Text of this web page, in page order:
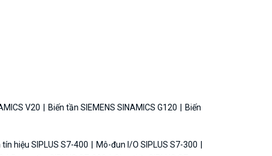
V20 Biến tần SIEMENS SINAMICS G120
Biến
tín hiệu SIPLUS S7-400
Mô-đun I/O SIPLUS S7-300